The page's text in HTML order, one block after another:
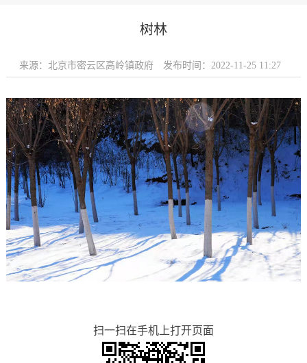
树林
来源：北京市密云区高岭镇政府 发布时间：2022-11-25 11:27
扫一扫在手机上打开页面